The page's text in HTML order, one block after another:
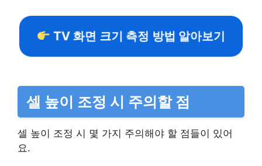
TV 화면 크기 측정 방법 알아보기
셀 높이 조정 시 주의할 점
셀 높이 조정 시 몇 가지 주의해야 할 점들이 있어
요.